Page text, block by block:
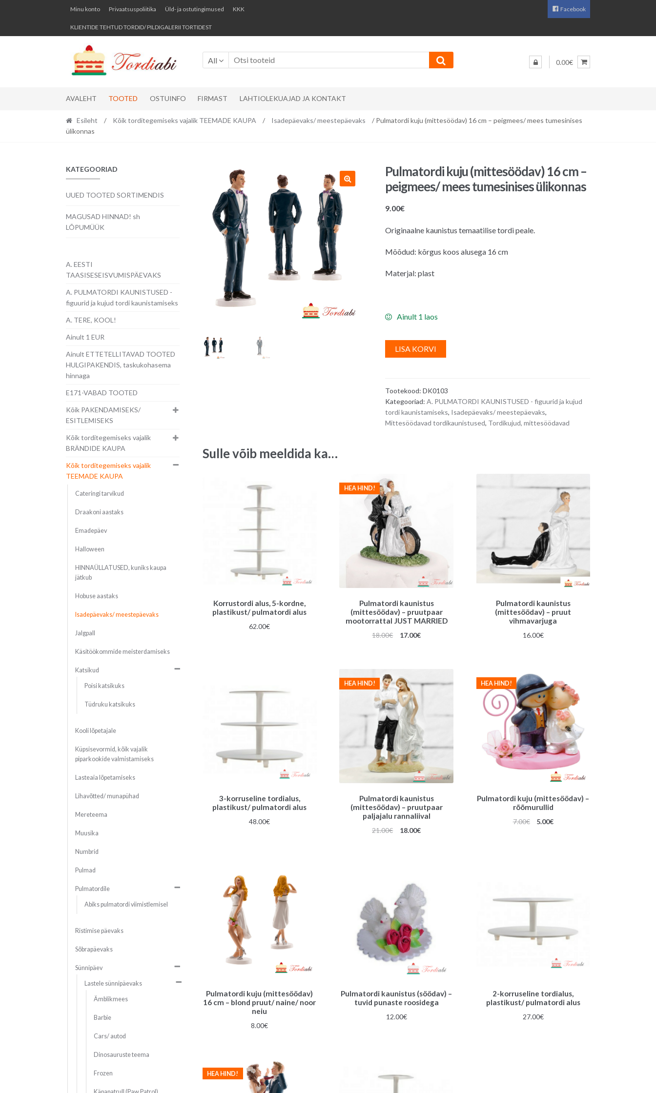
Skip
navigation
Skip
content
Minu konto Privaatsuspoliitika Üld- ja ostutingimused KKK
KLIENTIDE TEHTUD TORDID/ PILDIGALERII TORTIDEST
Facebook
All 0.00€
AVALEHT TOOTED OSTUINFO FIRMAST LAHTIOLEKUAJAD JA KONTAKT
Esileht / Kõik torditegemiseks vajalik TEEMADE KAUPA / Isadepäevaks/ meestepäevaks
/ Pulmatordi kuju (mittesöödav) 16 cm – peigmees/ mees tumesinises
ülikonnas
Pulmatordi kuju (mittesöödav) 16 cm –
peigmees/ mees tumesinises ülikonnas
9.00€
Originaalne kaunistus temaatilise tordi peale.
Mõõdud: kõrgus koos alusega 16 cm
Materjal: plast
Ainult 1 laos
LISA KORVI
l
r
n
a
Tootekood: DK0103
Kategooriad: A. PULMATORDI KAUNISTUSED - figuurid ja kujud
tordi kaunistamiseks, Isadepäevaks/ meestepäevaks,
Mittesöödavad tordikaunistused, Tordikujud, mittesöödavad
Sulle võib meeldida ka…
Korrustordi alus, 5-kordne,
plastikust/ pulmatordi alus
62.00€
Pulmatordi kaunistus
(mittesöödav) – pruutpaar
mootorrattal JUST MARRIED
HEA HIND!
18.00€
Algne
17.00€Praegune
Pulmatordi kaunistus
(mittesöödav) – pruut
vihmavarjuga
16.00€
3-korruseline tordialus,
plastikust/ pulmatordi alus
48.00€
Pulmatordi kaunistus
(mittesöödav) – pruutpaar
paljajalu rannaliival
HEA HIND!
21.00€
Algne
18.00€Praegune
Pulmatordi kuju (mittesöödav) –
rõõmurullid
HEA HIND!
7.00€
Algne
5.00€Praegune
Pulmatordi kuju (mittesöödav)
16 cm – blond pruut/ naine/ noor
neiu
8.00€
Pulmatordi kaunistus (söödav) –
tuvid punaste roosidega
12.00€
2-korruseline tordialus,
plastikust/ pulmatordi alus
27.00€
HEA HIND!
KATEGOORIAD
UUED TOOTED SORTIMENDIS
MAGUSAD HINNAD! sh
LÕPUMÜÜK
A. EESTI
TAASISESEISVUMISPÄEVAKS
A. PULMATORDI KAUNISTUSED -
figuurid ja kujud tordi kaunistamiseks
A. TERE, KOOL!
Ainult 1 EUR
Ainult ETTETELLITAVAD TOOTED
HULGIPAKENDIS, taskukohasema
hinnaga
E171-VABAD TOOTED
Kõik PAKENDAMISEKS/
ESITLEMISEKS
Kõik torditegemiseks vajalik
BRÄNDIDE KAUPA
Kõik torditegemiseks vajalik
TEEMADE KAUPA
Cateringi tarvikud
Draakoni aastaks
Emadepäev
Halloween
HINNAÜLLATUSED, kuniks kaupa
jätkub
Hobuse aastaks
Isadepäevaks/ meestepäevaks
Jalgpall
Käsitöökommide meisterdamiseks
Katsikud
Poisi katsikuks
Tüdruku katsikuks
Kooli lõpetajale
Küpsisevormid, kõik vajalik
piparkookide valmistamiseks
Lasteaia lõpetamiseks
Lihavõtted/ munapühad
Mereteema
Muusika
Numbrid
Pulmad
Pulmatordile
Abiks pulmatordi viimistlemisel
Ristimise päevaks
Sõbrapäevaks
Sünnipäev
Lastele sünnipäevaks
Ämblikmees
Barbie
Cars/ autod
Dinosauruste teema
Frozen